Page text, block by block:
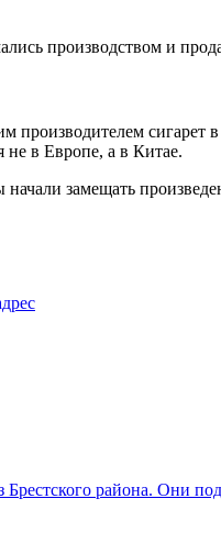
производством и
в Европе, а в Китае.
замещать
района. Они